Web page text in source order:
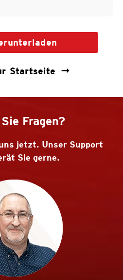
Startseite
Fragen?
jetzt. Unser Support
Sie gerne.